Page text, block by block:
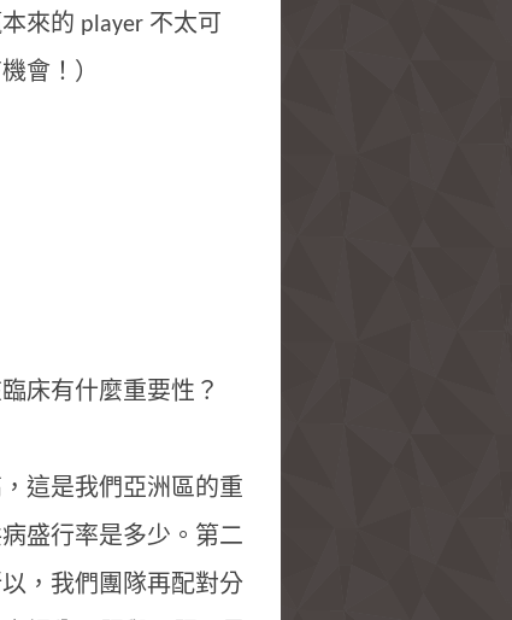
來的 player 不太可
會！）
床有什麼重要性？
這是我們亞洲區的重
盛行率是多少。第二
，我們團隊再配對分